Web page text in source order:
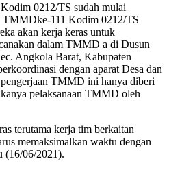
0212/TS sudah mulai
TMMDke-111 Kodim 0212/TS
akan kerja keras untuk
dalam TMMD a di Dusun
Angkola Barat, Kabupaten
dengan aparat Desa dan
TMMD ini hanya diberi
pelaksanaan TMMD oleh
terutama kerja tim berkaitan
memaksimalkan waktu dengan
(16/06/2021).